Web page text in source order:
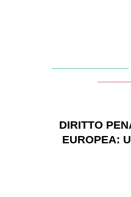
DIRITTO
EUROPEA: